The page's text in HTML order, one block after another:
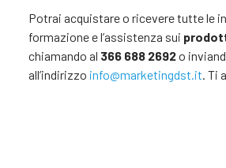
Potrai acquistare o ricevere tutte le
formazione e l’assistenza sui
chiamando al 366 688 2692o
all’indirizzo info@marketingdst.it .